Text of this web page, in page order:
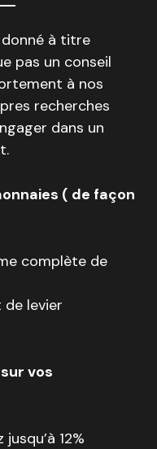
à titre
pas un conseil
à nos
recherches
dans un
( de façon
complète de
de levier
vos
12%